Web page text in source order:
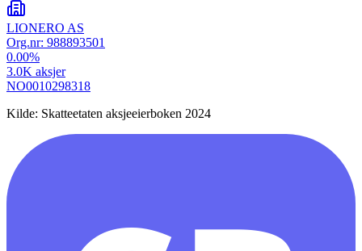
LIONERO AS
Org.nr: 988893501
0.00%
3.0K aksjer
NO0010298318
Kilde: Skatteetaten aksjeeierboken 2024